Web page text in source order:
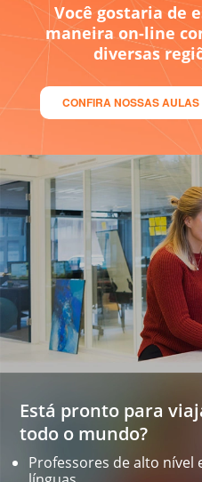
Você gostaria de
maneira on-line
diversas
CONFIRA NOSSAS
Está pronto para
todo o mundo?
Professores de alto nível